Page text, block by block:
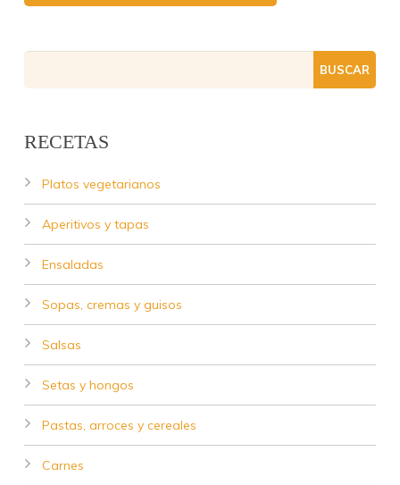
RECETAS
Platos vegetarianos
Aperitivos y tapas
Ensaladas
Sopas, cremas y guisos
Salsas
Setas y hongos
Pastas, arroces y cereales
Carnes